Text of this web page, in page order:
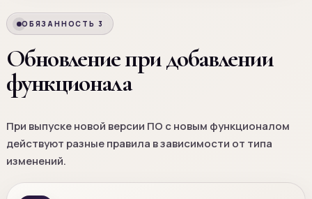
ОБЯЗАННОСТЬ 3
Обновление при добавлении
функционала
При выпуске новой версии ПО с новым функционалом
действуют разные правила в зависимости от типа
изменений.